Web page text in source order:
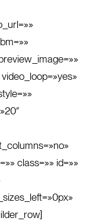
class=»» id=»»